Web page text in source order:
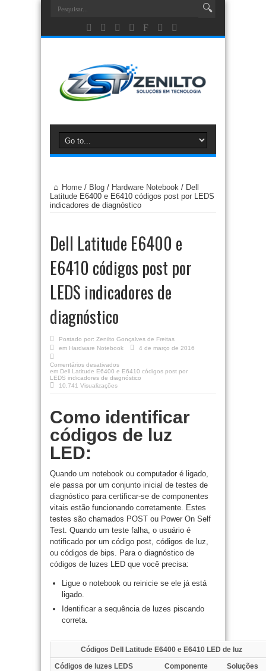
Home / Blog / Hardware Notebook / Dell
Latitude E6400 e E6410 códigos post por LEDS
indicadores de diagnóstico
Dell Latitude E6400 e
E6410 códigos post por
LEDS indicadores de
diagnóstico
Postado por: Zenilto Gonçalves de Freitas
em Hardware Notebook 4 de março de 2016
Comentários desativados
em Dell Latitude E6400 e E6410 códigos post por
LEDS indicadores de diagnóstico
10,741 Visualizações
Como identificar
códigos de luz
LED:
Quando um notebook ou computador é ligado,
ele passa por um conjunto inicial de testes de
diagnóstico para certificar-se de componentes
vitais estão funcionando corretamente. Estes
testes são chamados POST ou Power On Self
Test. Quando um teste falha, o usuário é
notificado por um código post, códigos de luz,
ou códigos de bips. Para o diagnóstico de
códigos de luzes LED que você precisa:
Ligue o notebook ou reinicie se ele já está
ligado.
Identificar a sequência de luzes piscando
correta.
Códigos Dell Latitude E6400 e E6410 LED de luz
Códigos de luzes LEDS
Componente
Soluções